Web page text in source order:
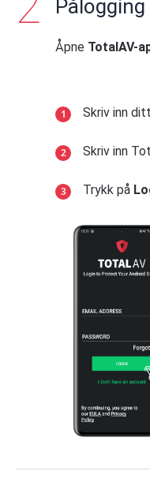
Pålogging
Åpne TotalAV-
Skriv inn
Skriv inn
Trykk på